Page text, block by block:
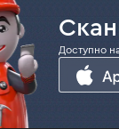
Доступно